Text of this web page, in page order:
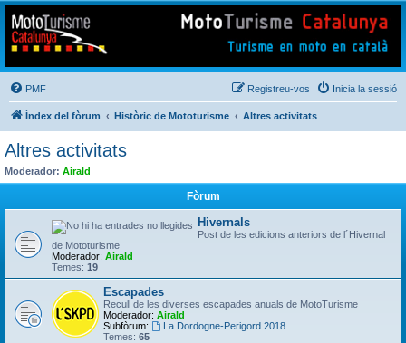
Mototurisme
Turisme en moto en català
PMF Inicia la sessió
Registreu-vos
Índex del fòrum Històric de Mototurisme Altres activitats
Altres activitats
Moderador: Airald
Fòrum
Hivernals
Post de les edicions anteriors de l´Hivernal
de Mototurisme
Moderador: Airald
Temes: 19
Escapades
Recull de les diverses escapades anuals de MotoTurisme
Moderador: Airald
Subfòrum:
La Dordogne-Perigord 2018
Temes: 65